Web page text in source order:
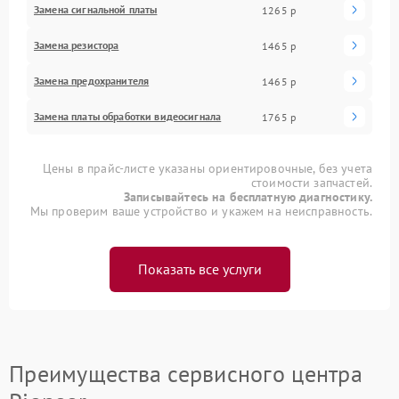
Замена сигнальной платы 1265 р
Замена резистора 1465 р
Замена предохранителя 1465 р
Замена платы обработки видеосигнала 1765 р
Цены в прайс-листе указаны ориентировочные, без учета
стоимости запчастей.
Записывайтесь на бесплатную диагностику.
Мы проверим ваше устройство и укажем на неисправность.
Показать все услуги
Преимущества сервисного центра